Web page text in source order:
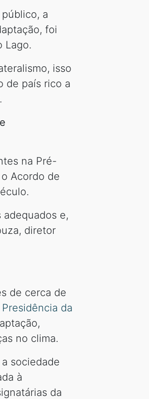
a
foi
Lago.
isso
de país rico a
na Pré-
Acordo de
adequados e,
diretor
de cerca de
da
no clima.
sociedade
à
da